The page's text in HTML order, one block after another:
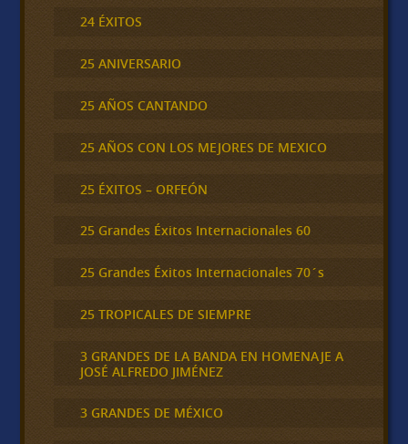
24 ÉXITOS
25 ANIVERSARIO
25 AÑOS CANTANDO
25 AÑOS CON LOS MEJORES DE MEXICO
25 ÉXITOS – ORFEÓN
25 Grandes Éxitos Internacionales 60
25 Grandes Éxitos Internacionales 70´s
25 TROPICALES DE SIEMPRE
3 GRANDES DE LA BANDA EN HOMENAJE A
JOSÉ ALFREDO JIMÉNEZ
3 GRANDES DE MÉXICO